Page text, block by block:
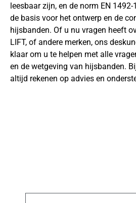
leesbaar zijn, en de norm EN
de basis voor het ontwerp en de
hijsbanden. Of u nu vragen heeft
LIFT, of andere merken, ons
klaar om u te helpen met alle
en de wetgeving van hijsbanden.
altijd rekenen op advies en